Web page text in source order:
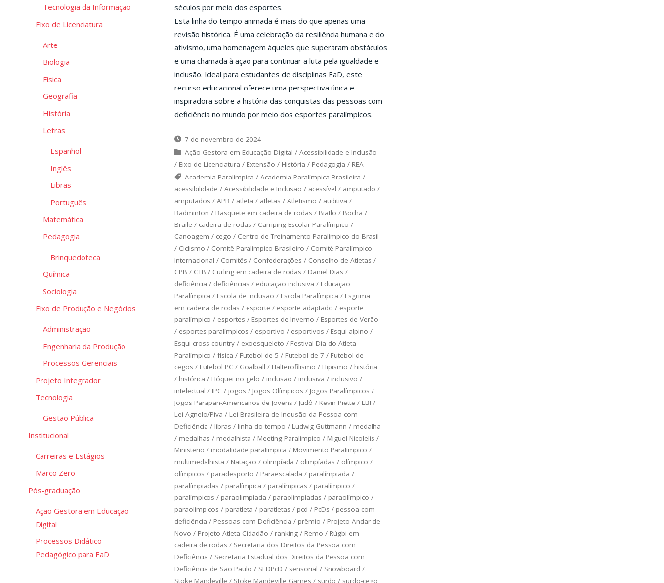
séculos por meio dos esportes.
Esta linha do tempo animada é mais do que apenas uma
revisão histórica. É uma celebração da resiliência humana e do
ativismo, uma homenagem àqueles que superaram obstáculos
e uma chamada à ação para continuar a luta pela igualdade e
inclusão. Ideal para estudantes de disciplinas EaD, este
recurso educacional oferece uma perspectiva única e
inspiradora sobre a história das conquistas das pessoas com
deficiência no mundo por meio dos esportes paralímpicos.
7 de novembro de 2024
Ação Gestora em Educação Digital /Acessibilidade e Inclusão
/ Eixo de Licenciatura / Extensão / História / Pedagogia / REA
Academia Paralímpica /Academia Paralímpica Brasileira /
acessibilidade / Acessibilidade e Inclusão / acessível / amputado /
amputados / APB / atleta / atletas / Atletismo / auditiva /
Badminton / Basquete em cadeira de rodas / Biatlo / Bocha /
Braile / cadeira de rodas / Camping Escolar Paralímpico /
Canoagem / cego / Centro de Treinamento Paralímpico do Brasil
/ Ciclismo / Comitê Paralímpico Brasileiro / Comitê Paralímpico
Internacional / Comitês / Confederações / Conselho de Atletas /
CPB / CTB / Curling em cadeira de rodas / Daniel Dias /
deficiência / deficiências / educação inclusiva / Educação
Paralímpica / Escola de Inclusão / Escola Paralímpica / Esgrima
em cadeira de rodas / esporte / esporte adaptado / esporte
paralímpico / esportes / Esportes de Inverno / Esportes de Verão
/ esportes paralímpicos / esportivo / esportivos / Esqui alpino /
Esqui cross-country/ exoesqueleto / Festival Dia do Atleta
Paralímpico / física / Futebol de 5 / Futebol de 7 / Futebol de
cegos / Futebol PC / Goalball / Halterofilismo / Hipismo / história
/ histórica / Hóquei no gelo / inclusão / inclusiva / inclusivo /
intelectual / IPC / jogos / Jogos Olímpicos / Jogos Paralímpicos /
Jogos Parapan-Americanos de Jovens / Judô / Kevin Piette / LBI /
Lei Agnelo/Piva / Lei Brasileira de Inclusão da Pessoa com
Deficiência / libras / linha do tempo / Ludwig Guttmann / medalha
/ medalhas / medalhista / Meeting Paralímpico / Miguel Nicolelis /
Ministério / modalidade paralímpica / Movimento Paralímpico /
multimedalhista / Natação / olimpíada / olimpíadas / olímpico /
olímpicos / paradesporto / Paraescalada / paralímpiada /
paralímpiadas / paralímpica / paralímpicas / paralímpico /
paralímpicos / paraolimpíada / paraolimpíadas / paraolímpico /
paraolímpicos / paratleta / paratletas / pcd / PcDs / pessoa com
deficiência / Pessoas com Deficiência / prêmio / Projeto Andar de
Novo / Projeto Atleta Cidadão / ranking/ Remo / Rúgbi em
cadeira de rodas / Secretaria dos Direitos da Pessoa com
Deficiência / Secretaria Estadual dos Direitos da Pessoa com
Deficiência de São Paulo / SEDPcD / sensorial / Snowboard /
Stoke Mandeville / Stoke Mandeville Games / surdo / surdo-cego
Tecnologia da Informação
Eixo de Licenciatura
Arte
Biologia
Física
Geografia
História
Letras
Espanhol
Inglês
Libras
Português
Matemática
Pedagogia
Brinquedoteca
Química
Sociologia
Eixo de Produção e Negócios
Administração
Engenharia da Produção
Processos Gerenciais
Projeto Integrador
Tecnologia
Gestão Pública
Institucional
Carreiras e Estágios
Marco Zero
Pós-graduação
Ação Gestora em Educação
Digital
Processos Didático-
Pedagógico para EaD